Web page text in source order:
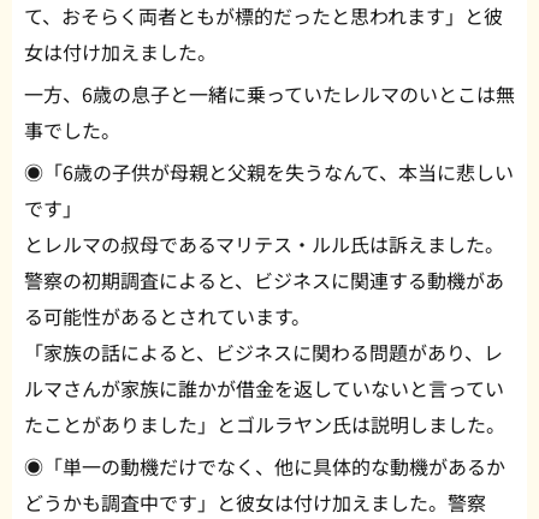
て、おそらく両者ともが標的だったと思われます」と彼
女は付け加えました。
一方、6歳の息子と一緒に乗っていたレルマのいとこは無
事でした。
◉「6歳の子供が母親と父親を失うなんて、本当に悲しい
です」
とレルマの叔母であるマリテス・ルル氏は訴えました。
警察の初期調査によると、ビジネスに関連する動機があ
る可能性があるとされています。
「家族の話によると、ビジネスに関わる問題があり、レ
ルマさんが家族に誰かが借金を返していないと言ってい
たことがありました」とゴルラヤン氏は説明しました。
◉「単一の動機だけでなく、他に具体的な動機があるか
どうかも調査中です」と彼女は付け加えました。警察